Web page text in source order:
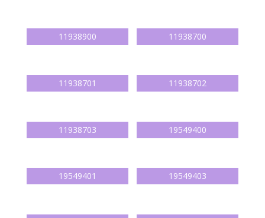
11938900 11938700
11938701 11938702
11938703 19549400
19549401 19549403